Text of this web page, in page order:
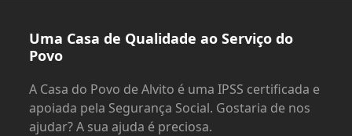
Uma Casa de Qualidade ao Serviço do
Povo
A Casa do Povo de Alvito é uma IPSS certificada e
apoiada pela Segurança Social. Gostaria de nos
ajudar? A sua ajuda é preciosa.